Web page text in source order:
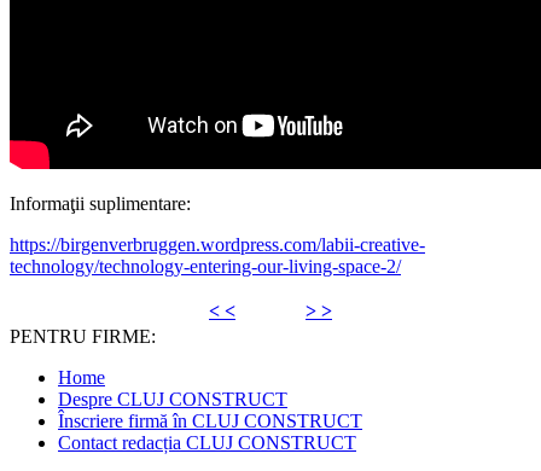
Informaţii suplimentare:
https://birgenverbruggen.wordpress.com/labii-creative-
technology/technology-entering-our-living-space-2/
< <
> >
PENTRU FIRME:
Home
Despre CLUJ CONSTRUCT
Înscriere firmă în CLUJ CONSTRUCT
Contact redacția CLUJ CONSTRUCT